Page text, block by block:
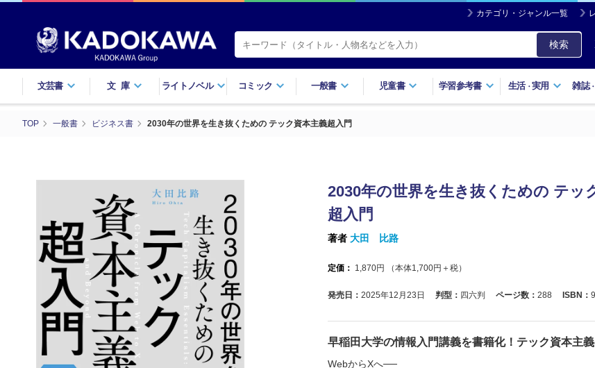
カテゴリ・ジャンル一覧
検索
文芸書 文庫 ライトノベル コミック 一般書 児童書 学習参考書 生活・実用 雑誌・
TOP 一般書 ビジネス書 2030年の世界を生き抜くための テック資本主義超入門
2030年の世界を生き抜くための テッ
超入門
著者 大田 比路
定価： 1,870円 （本体1,700円＋税）
発売日： 2025年12月23日 判型： 四六判 ページ数： 288 ISBN：
早稲田大学の情報入門講義を書籍化！テック資本主
WebからXへ──